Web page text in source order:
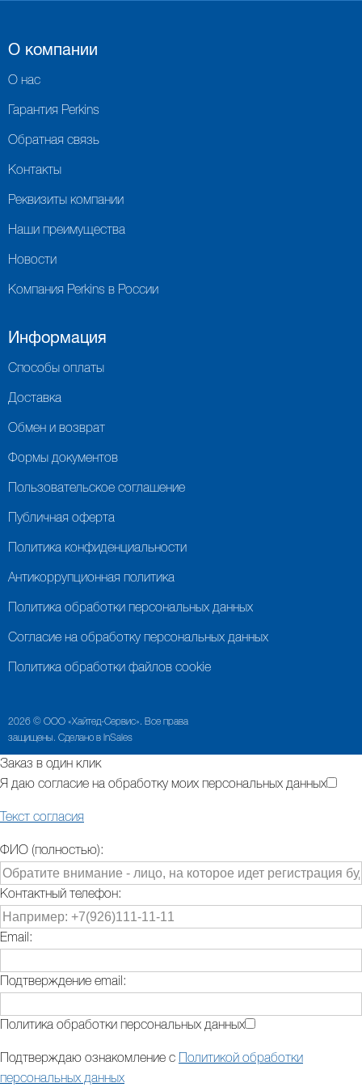
2026 © ООО «Хайтед-Сервис». Все права
защищены. Сделано в InSales
О компании
О нас
Гарантия Perkins
Обратная связь
Контакты
Реквизиты компании
Наши преимущества
Новости
Компания Perkins в России
Информация
Способы оплаты
Доставка
Обмен и возврат
Формы документов
Пользовательское соглашение
Публичная оферта
Политика конфиденциальности
Антикоррупционная политика
Политика обработки персональных данных
Согласие на обработку персональных данных
Политика обработки файлов cookie
Заказ в один клик
Я даю согласие на обработку моих персональных данных
Текст согласия
ФИО (полностью):
Контактный телефон:
Email:
Подтверждение email:
Политика обработки персональных данных
Подтверждаю ознакомление с
Политикой обработки
персональных данных